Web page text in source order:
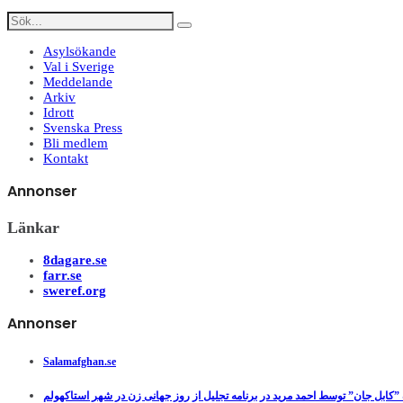
Asylsökande
Val i Sverige
Meddelande
Arkiv
Idrott
Svenska Press
Bli medlem
Kontakt
Annonser
Länkar
8dagare.se
farr.se
sweref.org
Annonser
Salamafghan.se
”کابل جان” توسط احمد مرید در برنامه تجلیل از روز جهانی زن در شهر استاکهولم